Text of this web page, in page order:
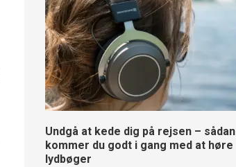
Undgå at kede dig på rejsen – sådan
kommer du godt i gang med at høre
lydbøger